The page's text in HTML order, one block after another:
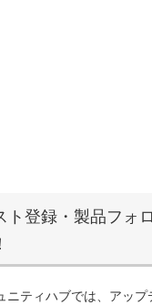
ト登録・製品フォ
ニティハブでは、アッ